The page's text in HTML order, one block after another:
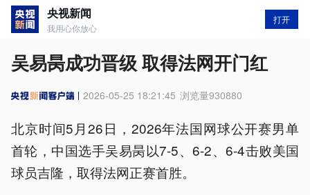
央视新闻
我用心你放心
打开
吴易昺成功晋级 取得法网开门红
2026-05-25 18:21:45 浏览量930880
北京时间5月26日，2026年法国网球公开赛男单
首轮，中国选手吴易昺以7-5、6-2、6-4击败美国
球员吉隆，取得法网正赛首胜。